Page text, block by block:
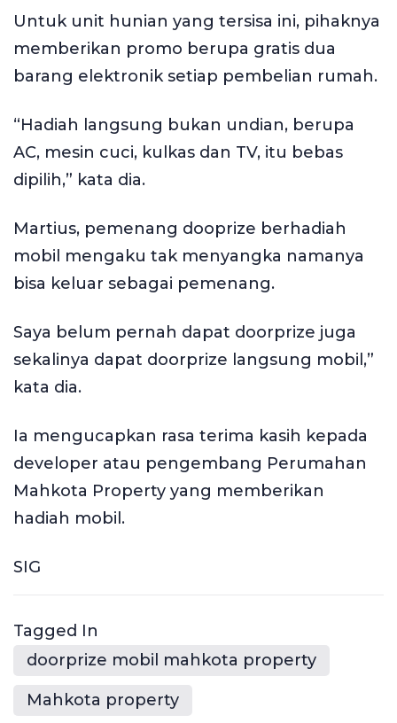
Untuk unit hunian yang tersisa ini, pihaknya
memberikan promo berupa gratis dua
barang elektronik setiap pembelian rumah.
“Hadiah langsung bukan undian, berupa
AC, mesin cuci, kulkas dan TV, itu bebas
dipilih,” kata dia.
Martius, pemenang dooprize berhadiah
mobil mengaku tak menyangka namanya
bisa keluar sebagai pemenang.
Saya belum pernah dapat doorprize juga
sekalinya dapat doorprize langsung mobil,”
kata dia.
Ia mengucapkan rasa terima kasih kepada
developer atau pengembang Perumahan
Mahkota Property yang memberikan
hadiah mobil.
SIG
Tagged In
doorprize mobil mahkota property
Mahkota property